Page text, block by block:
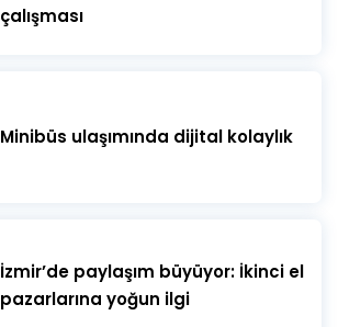
çalışması
Minibüs ulaşımında dijital kolaylık
İzmir’de paylaşım büyüyor: İkinci el
pazarlarına yoğun ilgi